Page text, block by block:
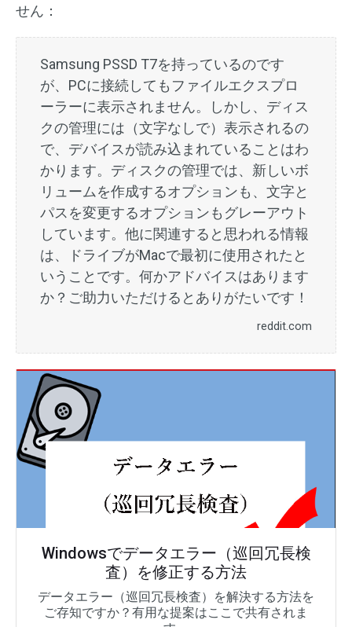
せん：
Samsung PSSD T7を持っているのです
が、PCに接続してもファイルエクスプロ
ーラーに表示されません。しかし、ディス
クの管理には（文字なしで）表示されるの
で、デバイスが読み込まれていることはわ
かります。ディスクの管理では、新しいボ
リュームを作成するオプションも、文字と
パスを変更するオプションもグレーアウト
しています。他に関連すると思われる情報
は、ドライブがMacで最初に使用されたと
いうことです。何かアドバイスはあります
か？ご助力いただけるとありがたいです！
reddit.com
Windowsでデータエラー（巡回冗長検
査）を修正する方法
データエラー（巡回冗長検査）を解決する方法を
ご存知ですか？有用な提案はここで共有されま